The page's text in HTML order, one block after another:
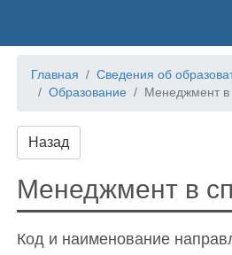
Главная
Сведения об
Образование
Менеджмент в
Назад
Менеджмент в
Код и наименование